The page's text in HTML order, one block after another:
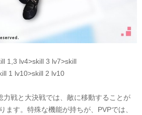
1,3 lv4>skill 3 lv7>skill
1 lv10>skill 2 lv10
力戦と大決戦では 、敵に移動することが
ます。特殊な機能が持ちが、 PVPでは、